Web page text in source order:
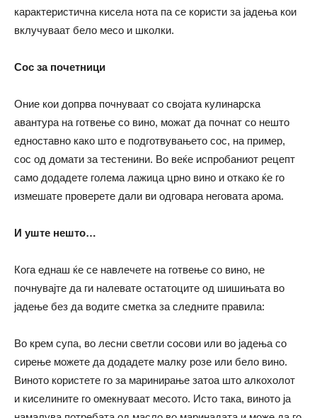
карактеристична кисела нота па се користи за јадења кои
вклучуваат бело месо и школки.
Сос за почетници
Оние кои допрва почнуваат со својата кулинарска
авантура на готвење со вино, можат да почнат со нешто
едноставно како што е подготвувањето сос, на пример,
сос од домати за тестенини. Во веќе испробаниот рецепт
само додадете голема лажица црно вино и откако ќе го
измешате проверете дали ви одговара неговата арома.
И уште нешто…
Кога еднаш ќе се навлечете на готвење со вино, не
почнувајте да ги налевате остатоците од шишињата во
јадење без да водите сметка за следните правила:
Во крем супа, во лесни светли сосови или во јадења со
сирење можете да додадете малку розе или бело вино.
Виното користете го за маринирање затоа што алкохолот
и киселините го омекнуваат месото. Исто така, виното ја